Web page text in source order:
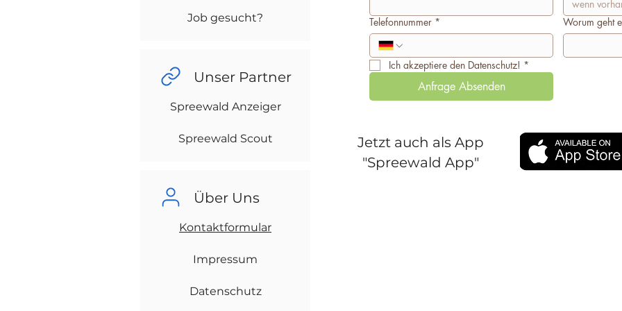
Job gesucht?
Unser Partner
Spreewald Anzeiger
Spreewald Scout
Über Uns
Kontaktformular
Impressum
Datenschutz
Telefonnummer * Worum geht
Ich akzeptiere den Datenschutz! *
Anfrage Absenden
Jetzt auch als App
"Spreewald App"